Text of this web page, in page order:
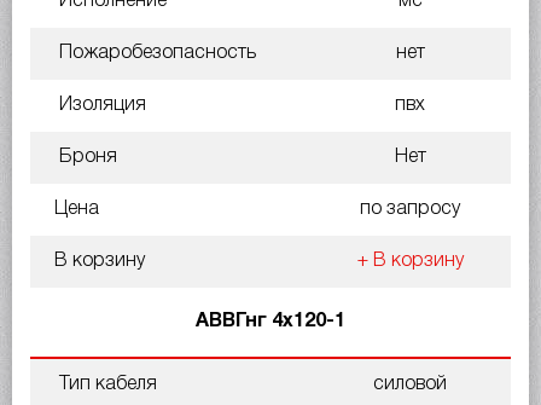
Пожаробезопасность нет
Изоляция пвх
Броня Нет
Цена по запросу
В корзину + В корзину
АВВГнг 4х120-1
Тип кабеля силовой